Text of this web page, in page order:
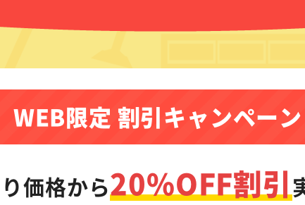
WEB限定 割引キャンペーン
価格から20%OFF割引